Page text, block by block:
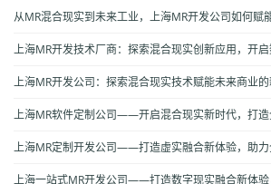
从MR混合现实到未来工业，上海MR开发公司如何赋
上海MR开发技术厂商：探索混合现实创新应用，开
上海MR开发公司：探索混合现实技术赋能未来商业
上海MR软件定制公司——开启混合现实新时代，打
上海MR定制开发公司——打造虚实融合新体验，助
上海一站式MR开发公司——打造数字现实融合新体